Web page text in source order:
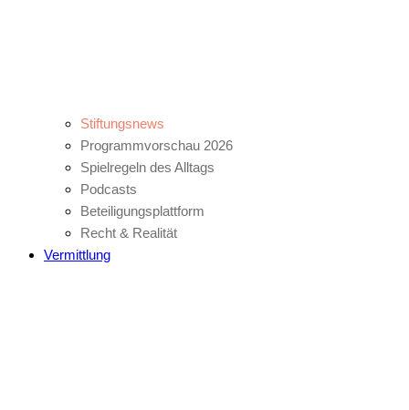
Stiftungsnews
Programmvorschau 2026
Spielregeln des Alltags
Podcasts
Beteiligungsplattform
Recht & Realität
Vermittlung